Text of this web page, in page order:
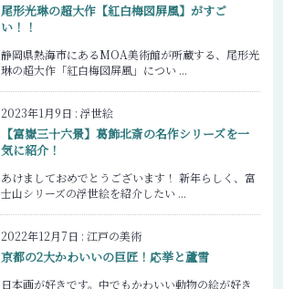
尾形光琳の超大作【紅白梅図屏風】がすご
い！！
静岡県熱海市にあるMOA美術館が所蔵する、尾形光
琳の超大作「紅白梅図屏風」につい ...
2023年1月9日 : 浮世絵
【富嶽三十六景】葛飾北斎の名作シリーズを一
気に紹介！
あけましておめでとうございます！ 新年らしく、富
士山シリーズの浮世絵を紹介したい ...
2022年12月7日 : 江戸の美術
京都の2大かわいいの巨匠！応挙と蘆雪
日本画が好きです。中でもかわいい動物の絵が好き